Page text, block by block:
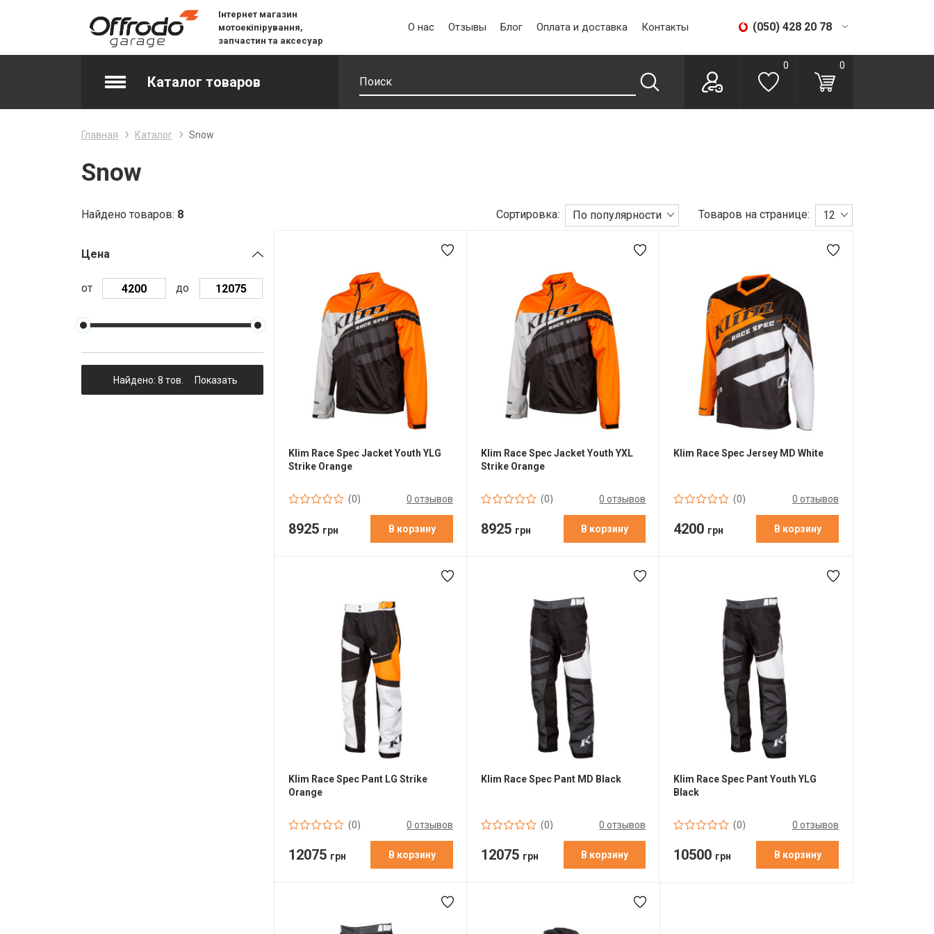
Інтернет магазин
мотоекіпірування,
запчастин та аксесуар
О нас Отзывы Блог Оплата и доставка Контакты (050) 428 20 78
(067) 293 28 56
Каталог товаров
Вилочне масло
0 0
Главная Каталог Snow
Snow
Найдено товаров: 8 Сортировка: По популярности Товаров на странице: 12
Цена
от до
Найдено: 8 тов. Показать
Klim Race Spec Jacket Youth YLG
Strike Orange
(0) 0 отзывов
8925 грн В корзину
Klim Race Spec Jacket Youth YXL
Strike Orange
(0) 0 отзывов
8925 грн В корзину
Klim Race Spec Jersey MD White
(0) 0 отзывов
4200 грн В корзину
Klim Race Spec Pant LG Strike
Orange
(0) 0 отзывов
12075 грн В корзину
Klim Race Spec Pant MD Black
(0) 0 отзывов
12075 грн В корзину
Klim Race Spec Pant Youth YLG
Black
(0) 0 отзывов
10500 грн В корзину